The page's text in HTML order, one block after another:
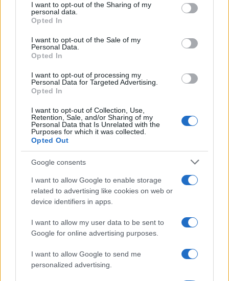
disclose it to other third parties.
Please note that this website/app uses one or more Google
services and may gather and store information including but
not limited to your visit or usage behaviour. You may click to
grant or deny consent to Google and its third-party tags to
consent section.
I want to opt-out of the Sharing of my
personal data.
Opted In
I want to opt-out of the Sale of my
Personal Data.
Opted In
I want to opt-out of processing my
Personal Data for Targeted Advertising.
Opted In
I want to opt-out of Collection, Use,
Retention, Sale, and/or Sharing of my
Personal Data that Is Unrelated with the
Purposes for which it was collected.
Opted Out
Google consents
I want to allow Google to enable storage
related to advertising like cookies on web or
device identifiers in apps.
I want to allow my user data to be sent to
Google for online advertising purposes.
I want to allow Google to send me
personalized advertising.